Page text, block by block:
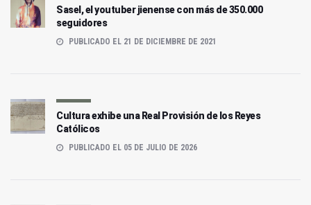
Sasel, el youtuber jienense con más de 350.000
seguidores
PUBLICADO EL 21 DE DICIEMBRE DE 2021
Cultura exhibe una Real Provisión de los Reyes
Católicos
PUBLICADO EL 05 DE JULIO DE 2026